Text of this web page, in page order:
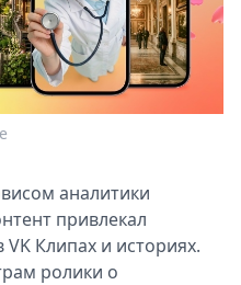
аналитики
привлекал
Клипах и историях.
ролики о